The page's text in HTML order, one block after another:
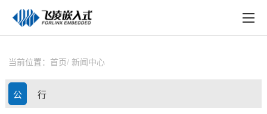
技术与支持
在线购买
当前位置： 首页 新闻中心
公 行